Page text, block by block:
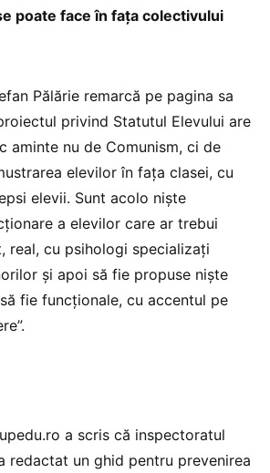
poate face în faţa colectivului
Pălărie remarcă pe pagina sa
privind Statutul Elevului are
aminte nu de Comunism, ci de
elevilor în fața clasei, cu
elevii. Sunt acolo niște
a elevilor care ar trebui
real, cu psihologi specializați
și apoi să fie propuse niște
fie funcționale, cu accentul pe
a scris că inspectoratul
redactat un ghid pentru prevenirea